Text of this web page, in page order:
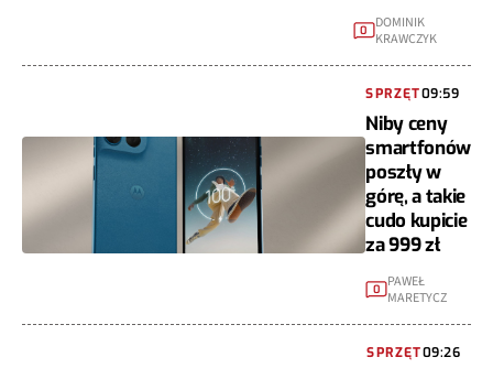
0
DOMINIK
KRAWCZYK
SPRZĘT09:59
Niby ceny
smartfonów
poszły w
górę, a takie
cudo kupicie
za 999 zł
0
PAWEŁ
MARETYCZ
SPRZĘT09:26